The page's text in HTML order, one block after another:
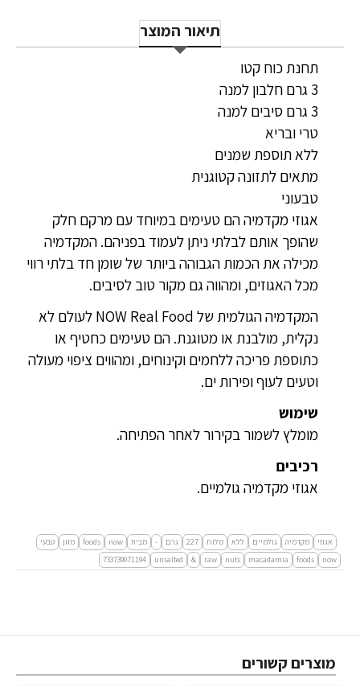
תיאור המוצר
תחנת כוח קטו
3 גרם חלבון למנה
3 גרם סיבים למנה
טרי ובריא
ללא תוספת שמנים
מתאים לתזונה קטוגנית
טבעוני
אגוזי מקדמיה הם טעימים במיוחד עם מרקם חלק
שהופך אותם לבלתי ניתן לעמוד בפניהם. המקדמיה
מכילה את הכמות הגבוהה ביותר של שומן חד בלתי רווי
מכל האגוזים, ומהווה גם מקור טוב לסיבים.
המקדמיה הגולמית של NOW Real Food לעולם לא
נקלית, מולבנת או מטוגנת. הם טעימים כחטיף או
כתוספת פריכה ללחמים וקינוחים, ומהווים ציפוי מעולה
וטעים לעוף ופירות ים.
שימוש
מומלץ לשמור בקירור לאחר הפתיחה.
רכיבים
אגוזי מקדמיה גולמיים.
אגוזי מקדמיה גולמיים ללא מלוח 227 גרם - מבית now
foods מזון
טבעי
now
foods
macadamia
nuts
raw
&
unsalted
733739071194
מוצרים קשורים